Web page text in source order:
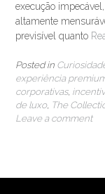
execução
altamente
previsível quanto
Posted in
experiência
corporativas,
de luxo, The
Leave a comment